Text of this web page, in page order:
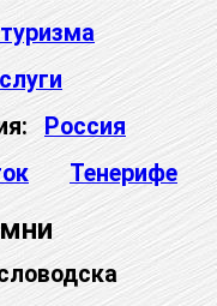
Россия
Тенерифе